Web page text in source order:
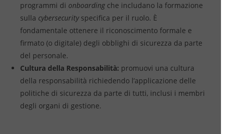
programmi di onboarding che includano la formazione
sulla cybersecurityspecifica per il ruolo. È
fondamentale ottenere il riconoscimento formale e
firmato (o digitale) degli obblighi di sicurezza da parte
del personale.
Cultura della Responsabilità: promuovi una cultura
della responsabilità richiedendo l’applicazione delle
politiche di sicurezza da parte di tutti, inclusi i membri
degli organi di gestione.